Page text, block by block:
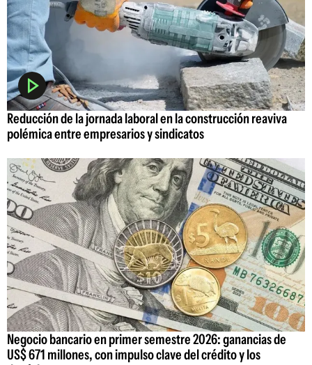
Reducción de la jornada laboral en la construcción reaviva
polémica entre empresarios y sindicatos
Negocio bancario en primer semestre 2026: ganancias de
US$ 671 millones, con impulso clave del crédito y los